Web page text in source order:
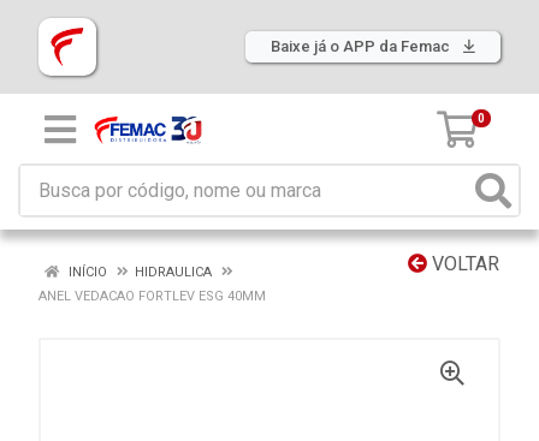
Baixe já o APP da Femac
0
VOLTAR
INÍCIO
HIDRAULICA
ANEL VEDACAO FORTLEV ESG 40MM